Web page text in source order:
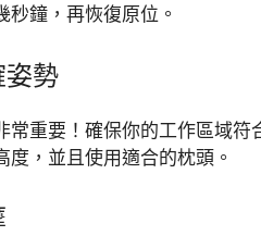
秒鐘，再恢復原位。
姿勢
常重要！確保你的工作區域
度，並且使用適合的枕頭。